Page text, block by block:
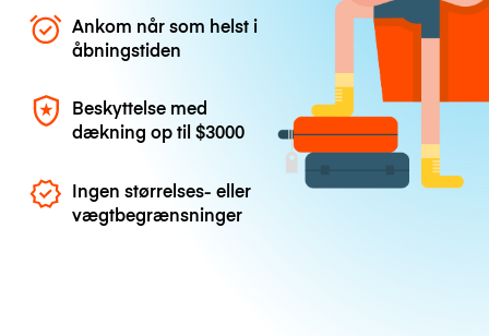
Ankom når som helst i
åbningstiden
Beskyttelse med
dækning op til$3000
Ingen størrelses- eller
vægtbegrænsninger